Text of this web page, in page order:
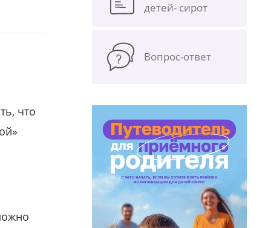
что
детей- сирот
Вопрос-ответ